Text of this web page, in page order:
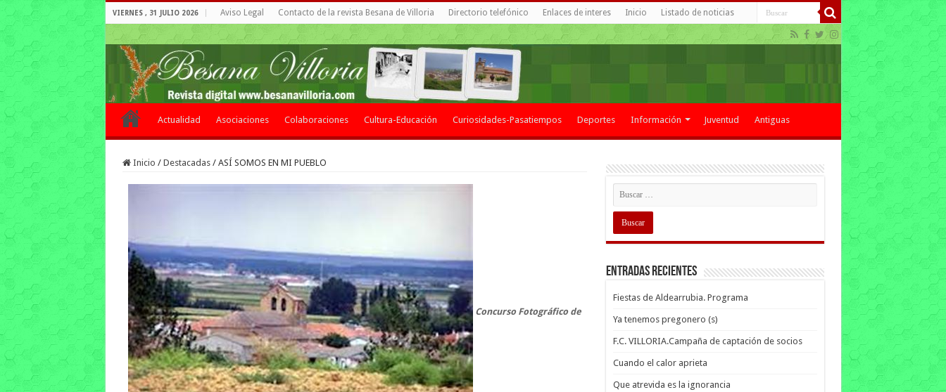
VIERNES , 31 JULIO 2026 Aviso Legal Contacto de la revista Besana de Villoria Directorio telefónico Enlaces de interes Inicio Listado de noticias
Actualidad Asociaciones Colaboraciones Cultura-Educación Curiosidades-Pasatiempos Deportes Información Juventud Antiguas
Inicio / Destacadas / ASÍ SOMOS EN MI PUEBLO
Concurso Fotográfico de
Entradas recientes
Fiestas de Aldearrubia. Programa
Ya tenemos pregonero (s)
F.C. VILLORIA.Campaña de captación de socios
Cuando el calor aprieta
Que atrevida es la ignorancia